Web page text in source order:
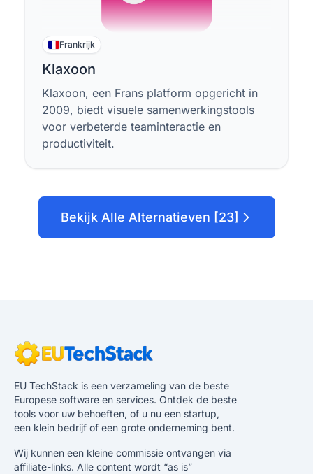
Frankrijk
Klaxoon
Klaxoon, een Frans platform opgericht in
2009, biedt visuele samenwerkingstools
voor verbeterde teaminteractie en
productiviteit.
Bekijk Alle Alternatieven [23]
EU TechStack is een verzameling van de beste
Europese software en services. Ontdek de beste
tools voor uw behoeften, of u nu een startup,
een klein bedrijf of een grote onderneming bent.
Wij kunnen een kleine commissie ontvangen via
affiliate-links. Alle content wordt “as is”